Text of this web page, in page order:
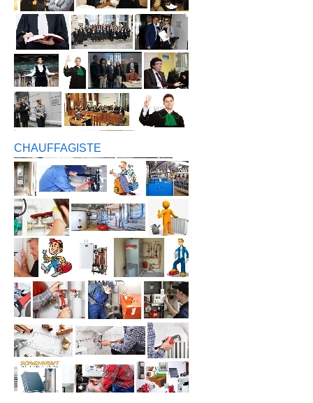
CHAUFFAGISTE